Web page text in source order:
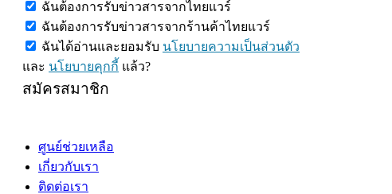
ฉันต้องการรับข่าวสารจากไทยแวร์
ฉันต้องการรับข่าวสารจากร้านค้าไทยแวร์
ฉันได้อ่านและยอมรับ นโยบายความเป็นส่วนตัว
และ นโยบายคุกกี้ แล้ว?
สมัครสมาชิก
ศูนย์ช่วยเหลือ
เกี่ยวกับเรา
ติดต่อเรา